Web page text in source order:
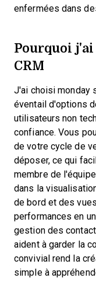
enfermées dans
Pourquoi
CRM
J'ai choisi monday
éventail d'options
utilisateurs non
confiance. Vous
de votre cycle de
déposer, ce qui
membre de
dans la
de bord et des
performances en
gestion des
aident à garder la
convivial rend la
simple à